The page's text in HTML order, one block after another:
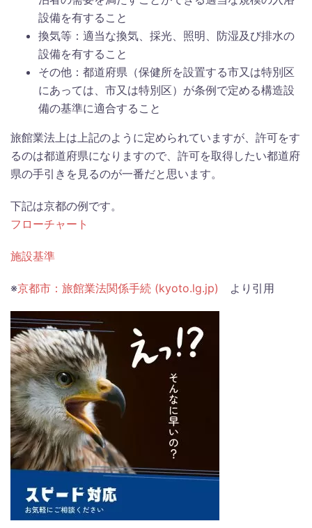
設備を有すること
換気等：適当な換気、採光、照明、防湿及び排水の
設備を有すること
その他：都道府県（保健所を設置する市又は特別区
にあっては、市又は特別区）が条例で定める構造設
備の基準に適合すること
旅館業法上は上記のように定められていますが、許可をす
るのは都道府県になりますので、許可を取得したい都道府
県の手引きを見るのが一番だと思います。
下記は京都の例です。
フローチャート
施設基準
※京都市：旅館業法関係手続 (kyoto.lg.jp) より引用